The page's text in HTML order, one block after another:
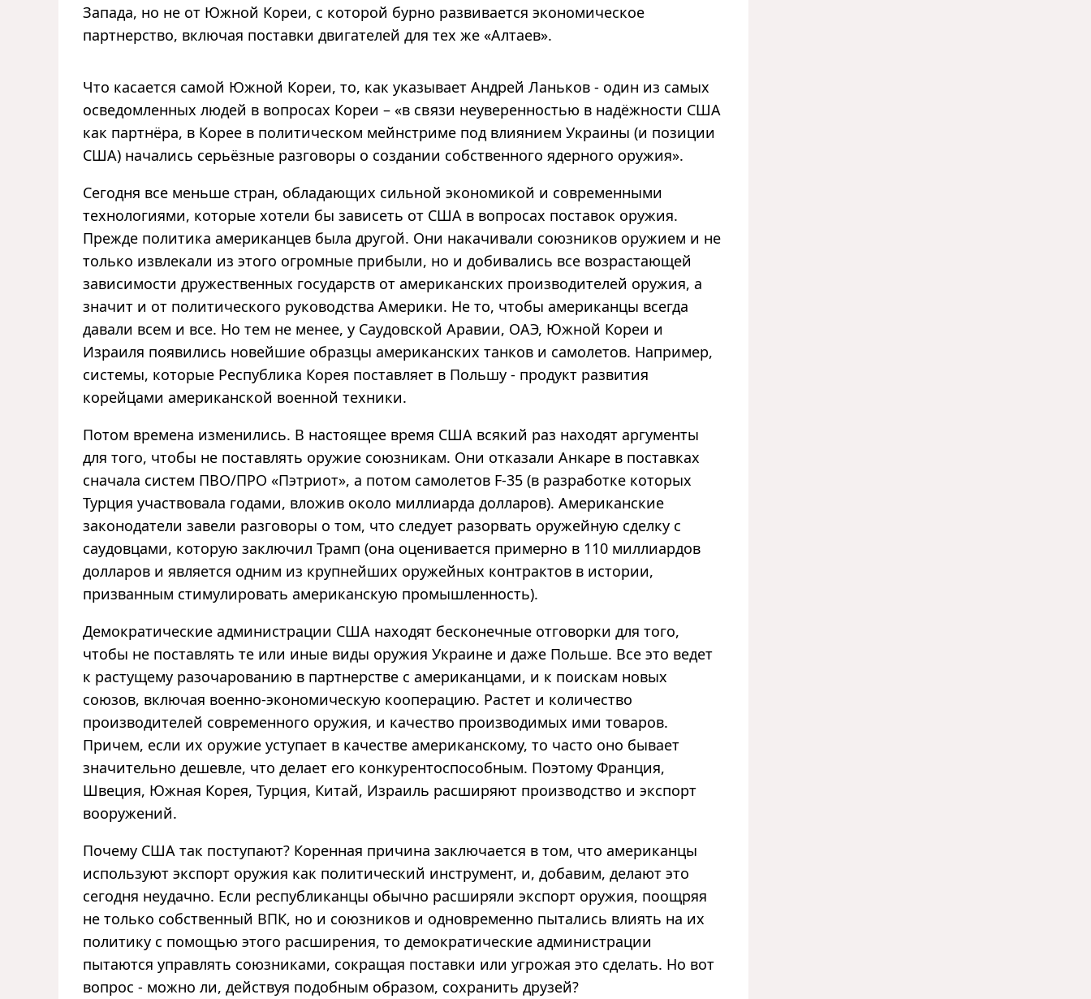
Запада, но не от Южной Кореи, с которой бурно развивается экономическое
партнерство, включая поставки двигателей для тех же «Алтаев».
Что касается самой Южной Кореи, то, как указывает Андрей Ланьков - один из самых
осведомленных людей в вопросах Кореи – «в связи неуверенностью в надёжности США
как партнёра, в Корее в политическом мейнстриме под влиянием Украины (и позиции
США) начались серьёзные разговоры о создании собственного ядерного оружия».
Сегодня все меньше стран, обладающих сильной экономикой и современными
технологиями, которые хотели бы зависеть от США в вопросах поставок оружия.
Прежде политика американцев была другой. Они накачивали союзников оружием и не
только извлекали из этого огромные прибыли, но и добивались все возрастающей
зависимости дружественных государств от американских производителей оружия, а
значит и от политического руководства Америки. Не то, чтобы американцы всегда
давали всем и все. Но тем не менее, у Саудовской Аравии, ОАЭ, Южной Кореи и
Израиля появились новейшие образцы американских танков и самолетов. Например,
системы, которые Республика Корея поставляет в Польшу - продукт развития
корейцами американской военной техники.
Потом времена изменились. В настоящее время США всякий раз находят аргументы
для того, чтобы не поставлять оружие союзникам. Они отказали Анкаре в поставках
сначала систем ПВО/ПРО «Пэтриот», а потом самолетов F-35 (в разработке которых
Турция участвовала годами, вложив около миллиарда долларов). Американские
законодатели завели разговоры о том, что следует разорвать оружейную сделку с
саудовцами, которую заключил Трамп (она оценивается примерно в 110 миллиардов
долларов и является одним из крупнейших оружейных контрактов в истории,
призванным стимулировать американскую промышленность).
Демократические администрации США находят бесконечные отговорки для того,
чтобы не поставлять те или иные виды оружия Украине и даже Польше. Все это ведет
к растущему разочарованию в партнерстве с американцами, и к поискам новых
союзов, включая военно-экономическую кооперацию. Растет и количество
производителей современного оружия, и качество производимых ими товаров.
Причем, если их оружие уступает в качестве американскому, то часто оно бывает
значительно дешевле, что делает его конкурентоспособным. Поэтому Франция,
Швеция, Южная Корея, Турция, Китай, Израиль расширяют производство и экспорт
вооружений.
Почему США так поступают? Коренная причина заключается в том, что американцы
используют экспорт оружия как политический инструмент, и, добавим, делают это
сегодня неудачно. Если республиканцы обычно расширяли экспорт оружия, поощряя
не только собственный ВПК, но и союзников и одновременно пытались влиять на их
политику с помощью этого расширения, то демократические администрации
пытаются управлять союзниками, сокращая поставки или угрожая это сделать. Но вот
вопрос - можно ли, действуя подобным образом, сохранить друзей?